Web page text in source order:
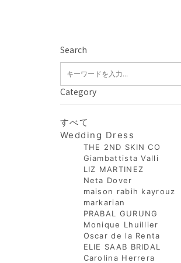
Search
Category
すべて
Wedding Dress
THE 2ND SKIN CO
Giambattista Valli
LIZ MARTINEZ
Neta Dover
maison rabih kayrouz
markarian
PRABAL GURUNG
Monique Lhuillier
Oscar de la Renta
ELIE SAAB BRIDAL
Carolina Herrera